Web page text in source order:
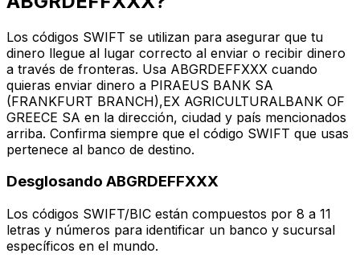
Los códigos SWIFT se utilizan para asegurar que tu
dinero llegue al lugar correcto al enviar o recibir dinero
a través de fronteras. Usa ABGRDEFFXXX cuando
quieras enviar dinero a PIRAEUS BANK SA
(FRANKFURT BRANCH),EX AGRICULTURALBANK OF
GREECE SA en la dirección, ciudad y país mencionados
arriba. Confirma siempre que el código SWIFT que usas
pertenece al banco de destino.
Desglosando ABGRDEFFXXX
Los códigos SWIFT/BIC están compuestos por 8 a 11
letras y números para identificar un banco y sucursal
específicos en el mundo.